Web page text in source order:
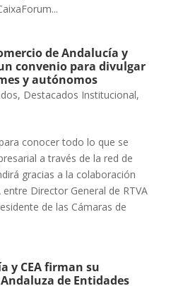
de Andalucía y
convenio para divulgar
y autónomos
, Destacados Institucional,
conocer todo lo que se
a través de la red de
gracias a la colaboración
Director General de RTVA
de las Cámaras de
y CEA firman su
de Entidades